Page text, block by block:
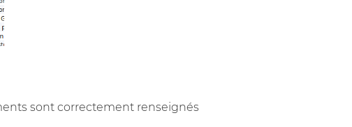
sont correctement renseignés